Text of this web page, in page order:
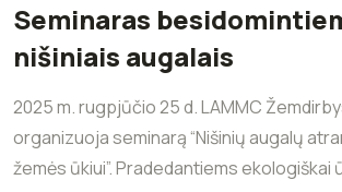
Seminaras
nišiniais augalais
2025 m. rugpjūčio 25 d. LAMMC
organizuoja seminarą “Nišinių augalų
žemės ūkiui”. Pradedantiems ekologiškai